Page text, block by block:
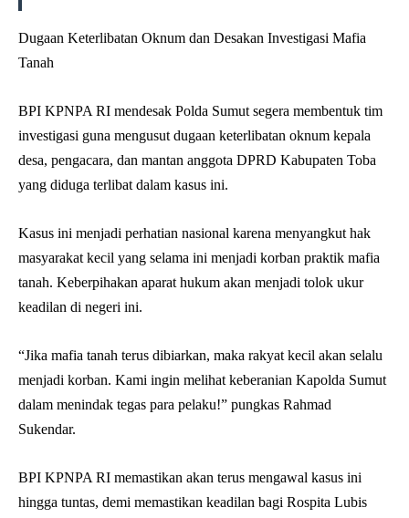
Dugaan Keterlibatan Oknum dan Desakan Investigasi Mafia
Tanah
BPI KPNPA RI mendesak Polda Sumut segera membentuk tim
investigasi guna mengusut dugaan keterlibatan oknum kepala
desa, pengacara, dan mantan anggota DPRD Kabupaten Toba
yang diduga terlibat dalam kasus ini.
Kasus ini menjadi perhatian nasional karena menyangkut hak
masyarakat kecil yang selama ini menjadi korban praktik mafia
tanah. Keberpihakan aparat hukum akan menjadi tolok ukur
keadilan di negeri ini.
“Jika mafia tanah terus dibiarkan, maka rakyat kecil akan selalu
menjadi korban. Kami ingin melihat keberanian Kapolda Sumut
dalam menindak tegas para pelaku!” pungkas Rahmad
Sukendar.
BPI KPNPA RI memastikan akan terus mengawal kasus ini
hingga tuntas, demi memastikan keadilan bagi Rospita Lubis